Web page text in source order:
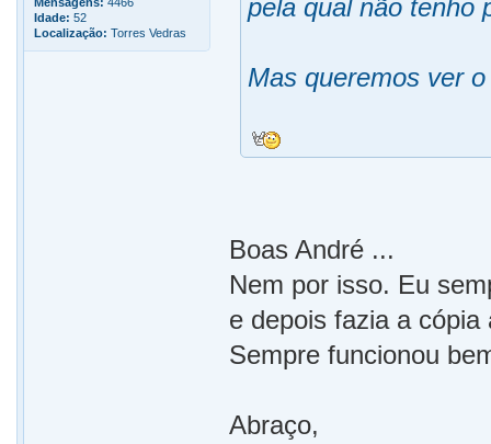
Idade: 52
Localização: Torres Vedras
pela qual não tenho
Mas queremos ver
Boas André ...
Nem por isso. Eu
e depois fazia a
Sempre funcionou
Abraço,